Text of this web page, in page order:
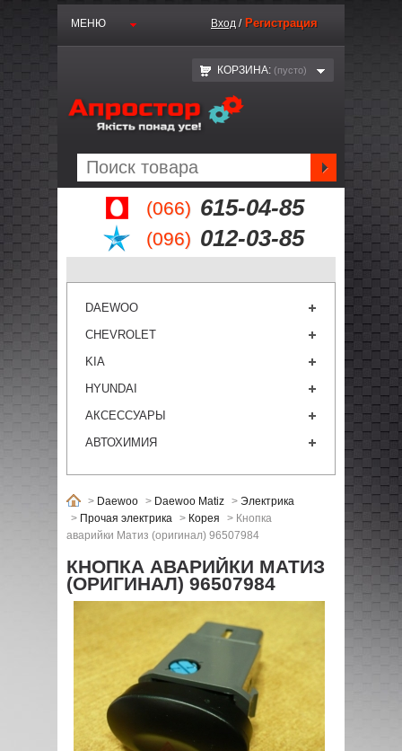
(066) 615-04-85
(096) 012-03-85
МЕНЮ Вход / Регистрация
КОРЗИНА: (пустo)
DAEWOO
CHEVROLET
KIA
HYUNDAI
АКСЕССУАРЫ
АВТОХИМИЯ
> Daewoo > Daewoo Matiz > Электрика
> Прочая электрика > Корея > Кнопка
аварийки Матиз (оригинал) 96507984
КНОПКА АВАРИЙКИ МАТИЗ
(ОРИГИНАЛ) 96507984